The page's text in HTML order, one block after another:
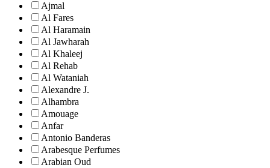
Ajmal
Al Fares
Al Haramain
Al Jawharah
Al Khaleej
Al Rehab
Al Wataniah
Alexandre J.
Alhambra
Amouage
Anfar
Antonio Banderas
Arabesque Perfumes
Arabian Oud